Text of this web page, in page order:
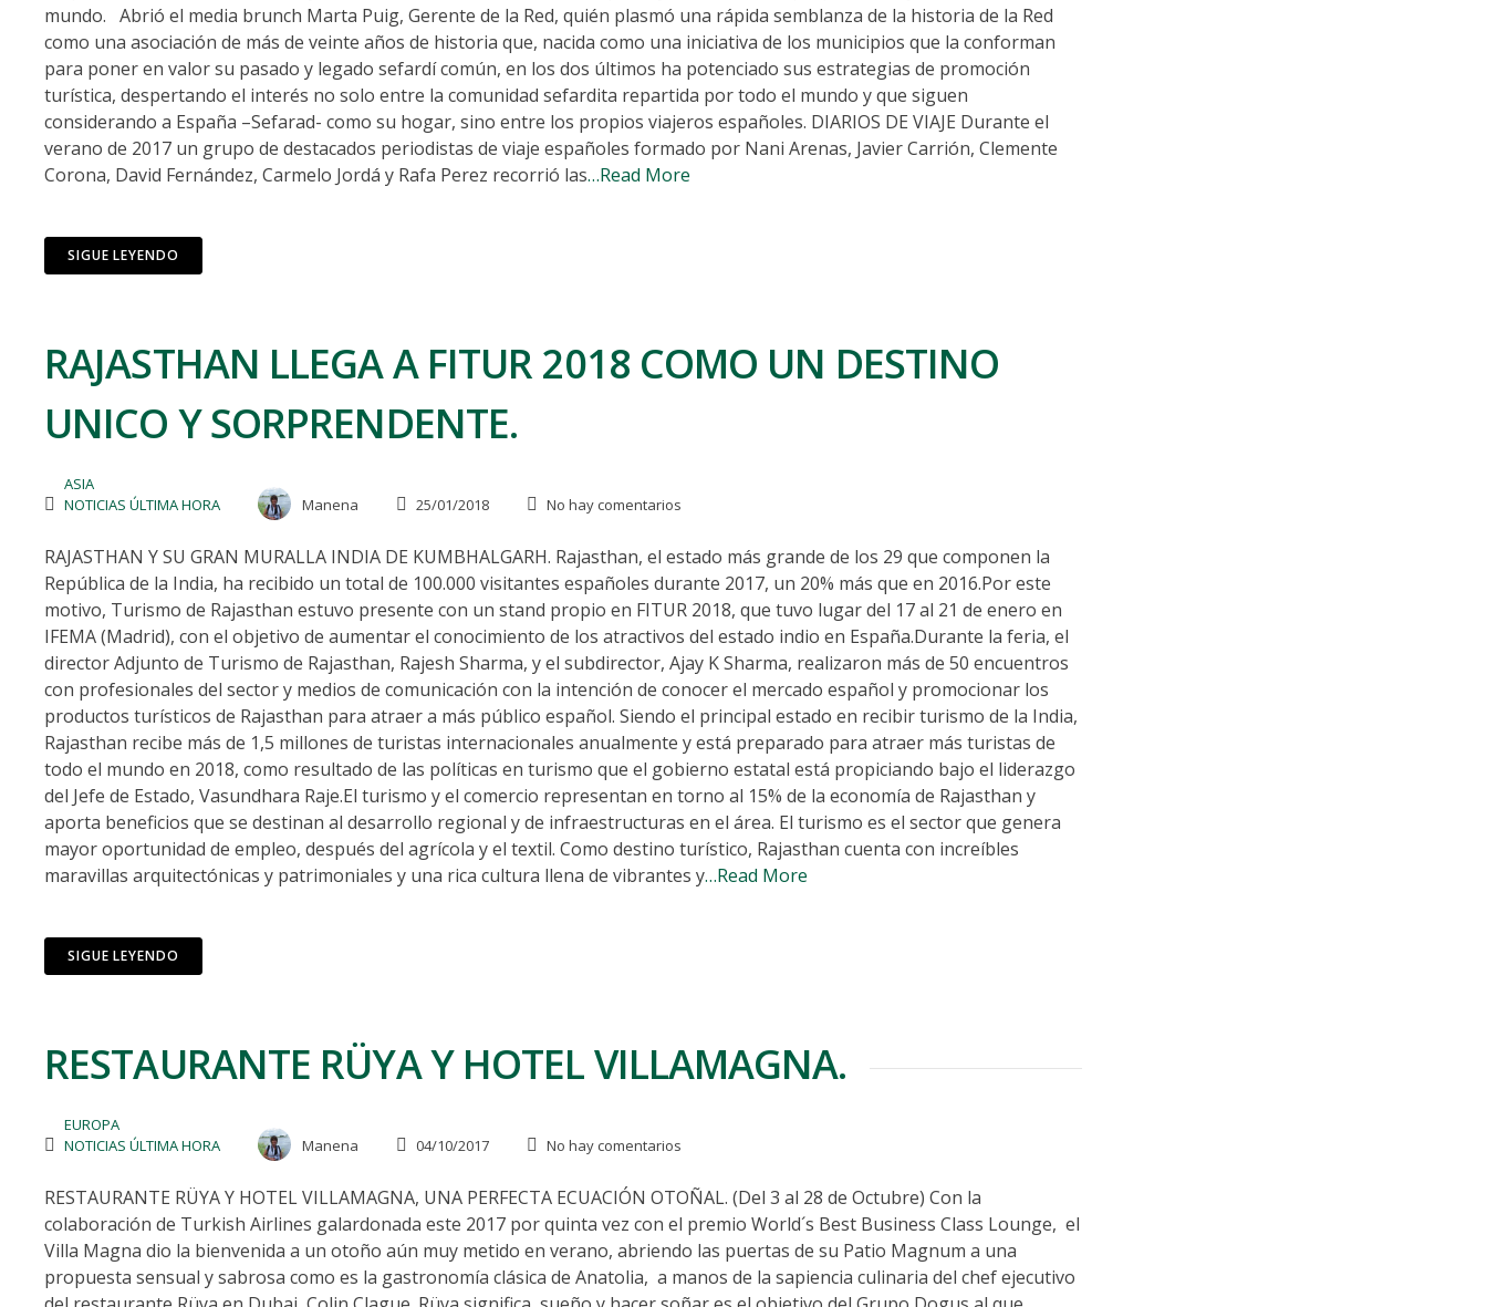
mundo. Abrió el media brunch Marta Puig, Gerente de la Red, quién plasmó una rápida semblanza de la historia de la Red
como una asociación de más de veinte años de historia que, nacida como una iniciativa de los municipios que la conforman
para poner en valor su pasado y legado sefardí común, en los dos últimos ha potenciado sus estrategias de promoción
turística, despertando el interés no solo entre la comunidad sefardita repartida por todo el mundo y que siguen
considerando a España –Sefarad- como su hogar, sino entre los propios viajeros españoles. DIARIOS DE VIAJE Durante el
verano de 2017 un grupo de destacados periodistas de viaje españoles formado por Nani Arenas, Javier Carrión, Clemente
Corona, David Fernández, Carmelo Jordá y Rafa Perez recorrió las…Read More
SIGUE LEYENDO
RAJASTHAN LLEGA A FITUR 2018 COMO UN DESTINO
UNICO Y SORPRENDENTE.
ASIA
NOTICIAS ÚLTIMA HORA
Manena 25/01/2018 No hay comentarios
RAJASTHAN Y SU GRAN MURALLA INDIA DE KUMBHALGARH. Rajasthan, el estado más grande de los 29 que componen la
República de la India, ha recibido un total de 100.000 visitantes españoles durante 2017, un 20% más que en 2016.Por este
motivo, Turismo de Rajasthan estuvo presente con un stand propio en FITUR 2018, que tuvo lugar del 17 al 21 de enero en
IFEMA (Madrid), con el objetivo de aumentar el conocimiento de los atractivos del estado indio en España.Durante la feria, el
director Adjunto de Turismo de Rajasthan, Rajesh Sharma, y el subdirector, Ajay K Sharma, realizaron más de 50 encuentros
con profesionales del sector y medios de comunicación con la intención de conocer el mercado español y promocionar los
productos turísticos de Rajasthan para atraer a más público español. Siendo el principal estado en recibir turismo de la India,
Rajasthan recibe más de 1,5 millones de turistas internacionales anualmente y está preparado para atraer más turistas de
todo el mundo en 2018, como resultado de las políticas en turismo que el gobierno estatal está propiciando bajo el liderazgo
del Jefe de Estado, Vasundhara Raje.El turismo y el comercio representan en torno al 15% de la economía de Rajasthan y
aporta beneficios que se destinan al desarrollo regional y de infraestructuras en el área. El turismo es el sector que genera
mayor oportunidad de empleo, después del agrícola y el textil. Como destino turístico, Rajasthan cuenta con increíbles
maravillas arquitectónicas y patrimoniales y una rica cultura llena de vibrantes y…Read More
SIGUE LEYENDO
RESTAURANTE RÜYA Y HOTEL VILLAMAGNA.
EUROPA
NOTICIAS ÚLTIMA HORA
Manena 04/10/2017 No hay comentarios
RESTAURANTE RÜYA Y HOTEL VILLAMAGNA, UNA PERFECTA ECUACIÓN OTOÑAL. (Del 3 al 28 de Octubre) Con la
colaboración de Turkish Airlines galardonada este 2017 por quinta vez con el premio World´s Best Business Class Lounge, el
Villa Magna dio la bienvenida a un otoño aún muy metido en verano, abriendo las puertas de su Patio Magnum a una
propuesta sensual y sabrosa como es la gastronomía clásica de Anatolia, a manos de la sapiencia culinaria del chef ejecutivo